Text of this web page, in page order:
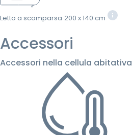
Letto a scomparsa 200 x 140 cm
Accessori
Accessori nella cellula abitativa